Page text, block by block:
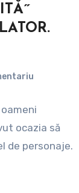
ocazia să
de personaje.